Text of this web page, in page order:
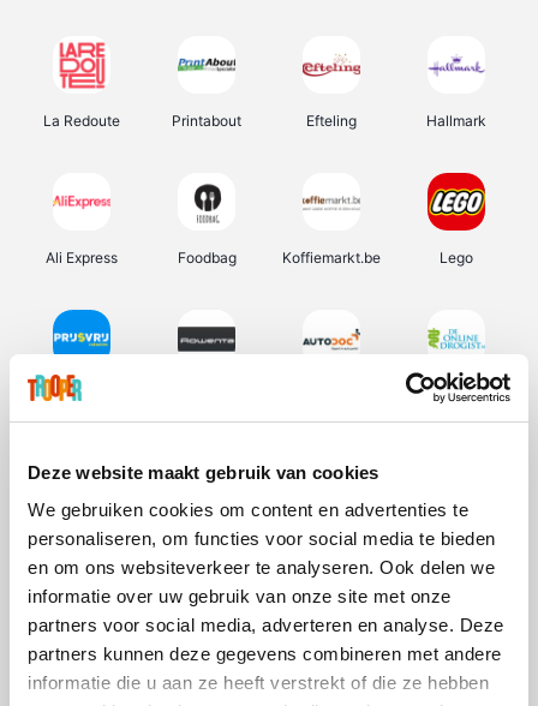
Deze website maakt gebruik van cookies
We gebruiken cookies om content en advertenties te
personaliseren, om functies voor social media te bieden
en om ons websiteverkeer te analyseren. Ook delen we
informatie over uw gebruik van onze site met onze
partners voor social media, adverteren en analyse. Deze
partners kunnen deze gegevens combineren met andere
informatie die u aan ze heeft verstrekt of die ze hebben
La Redoute Printabout Efteling Hallmark
Ali Express Foodbag Koffiemarkt.be Lego
Prijsvrij De Online Drogist
Vidaxl Lampenlicht.be Plopsa Adidas
All Accor